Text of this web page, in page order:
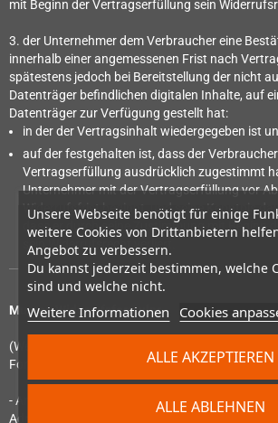
Unsere Webseite benötigt für einige
weitere Cookies von Drittanbietern
Angebot zu verbessern.
Du kannst jederzeit bestimmen, welche
sind und welche nicht.
Weitere Informationen Cookies
ALLE ABLEHNEN
ALLE AKZEPTIEREN
mit Beginn der Vertragserfüllung sein
3. der Unternehmer dem Verbraucher eine
innerhalb einer angemessenen Frist nach
spätestens jedoch bei Bereitstellung der nicht
Datenträger befindlichen digitalen Inhalte, auf
Datenträger zur Verfügung gestellt hat:
in der der Vertragsinhalt wiedergegeben ist
auf der festgehalten ist, dass der
Vertragserfüllung ausdrücklich zugestimmt
Unternehmer mit der Vertragserfüllung vor
Widerrufsfrist beginnt, und seine Kenntnis
dass er durch seine Zustimmung mit Beginn
sein Widerrufsrecht verliert.
Muster-Widerrufsformular
(Wenn Sie den Vertrag widerrufen wollen, dann
Formular aus und senden Sie es zurück.)
- An OpenPandora GmbH, Asternweg 5, 85080
Adresse: shop@dragonbox.de: